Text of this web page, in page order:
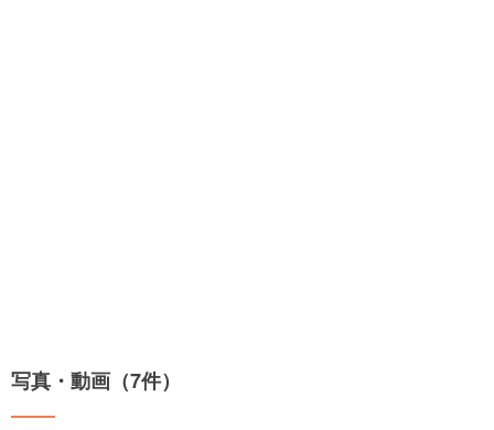
写真・動画（7件）